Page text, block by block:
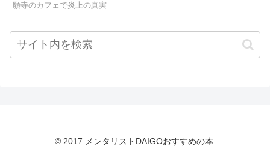
願寺のカフェで炎上の真実
© 2017 メンタリストDAIGOおすすめの本.